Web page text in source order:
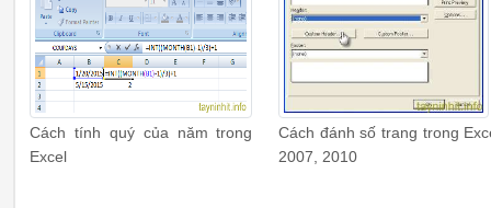
Cách tính quý của năm trong
Excel
Cách đánh số trang trong
2007, 2010